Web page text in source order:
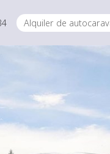
Alquiler de